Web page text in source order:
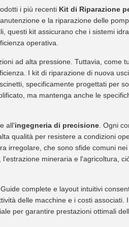
i più recenti Kit di Riparazione
e la riparazione delle
questi kit assicurano che i sistemi
operativa.
ad alta pressione. Tuttavia, come
I kit di riparazione di nuova
specificamente progettati per
ma mantenga anche le
all'ingegneria di precisione . Ogni
qualità per resistere a condizioni
irregolare, che sono sfide comuni nei
mineraria e l'agricoltura,
complete e layout intuitivi
delle macchine e i costi associati.
per garantire prestazioni ottimali